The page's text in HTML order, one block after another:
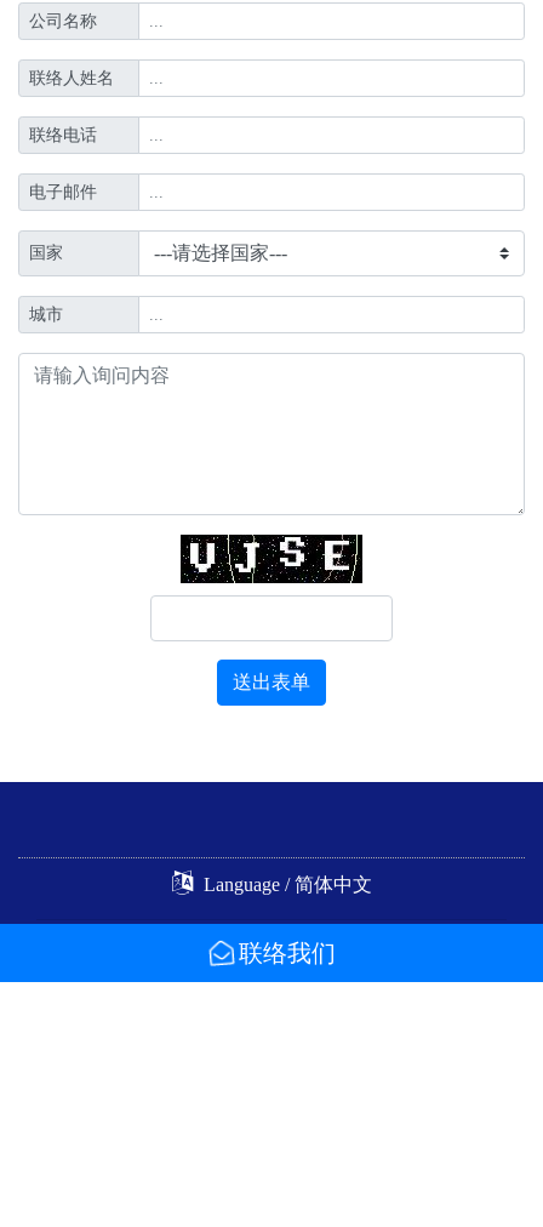
公司名称
联络人姓名
联络电话
电子邮件
国家
城市
送出表单
联络我们
Language / 简体中文
72351 台南市西港区庆安里中州21之6号